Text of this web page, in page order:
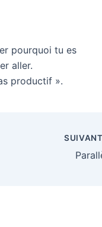
pourquoi tu es
aller.
productif ».
SUIVANT